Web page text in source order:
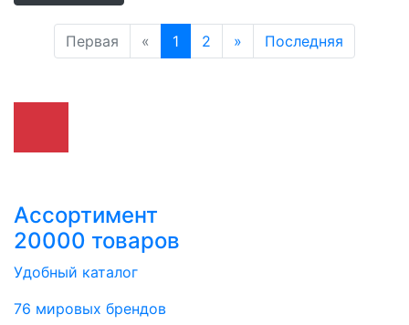
Первая « 1 2 » Последняя
Ассортимент
20000 товаров
Удобный каталог
76 мировых брендов